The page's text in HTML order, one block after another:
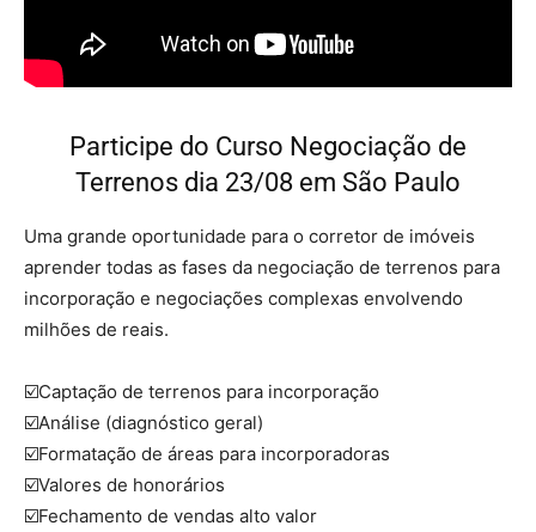
Participe do Curso Negociação de
Terrenos dia 23/08 em São Paulo
Uma grande oportunidade para o corretor de imóveis
aprender todas as fases da negociação de terrenos para
incorporação e negociações complexas envolvendo
milhões de reais.
☑️Captação de terrenos para incorporação
☑️Análise (diagnóstico geral)
☑️Formatação de áreas para incorporadoras
☑️Valores de honorários
☑️Fechamento de vendas alto valor